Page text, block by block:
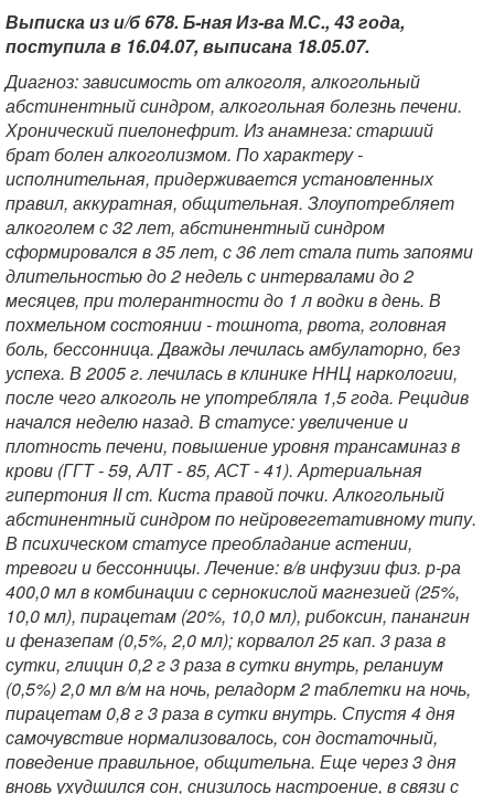
Выписка из и/б 678. Б-ная Из-ва М.С., 43 года,
поступила в 16.04.07, выписана 18.05.07.
Диагноз: зависимость от алкоголя, алкогольный
абстинентный синдром, алкогольная болезнь печени.
Хронический пиелонефрит. Из анамнеза: старший
брат болен алкоголизмом. По характеру -
исполнительная, придерживается установленных
правил, аккуратная, общительная. Злоупотребляет
алкоголем с 32 лет, абстинентный синдром
сформировался в 35 лет, с 36 лет стала пить запоями
длительностью до 2 недель с интервалами до 2
месяцев, при толерантности до 1 л водки в день. В
похмельном состоянии - тошнота, рвота, головная
боль, бессонница. Дважды лечилась амбулаторно, без
успеха. В 2005 г. лечилась в клинике ННЦ наркологии,
после чего алкоголь не употребляла 1,5 года. Рецидив
начался неделю назад. В статусе: увеличение и
плотность печени, повышение уровня трансаминаз в
крови (ГГТ - 59, АЛТ - 85, АСТ - 41). Артериальная
гипертония II ст. Киста правой почки. Алкогольный
абстинентный синдром по нейровегетативному типу.
В психическом статусе преобладание астении,
тревоги и бессонницы. Лечение: в/в инфузии физ. р-ра
400,0 мл в комбинации с сернокислой магнезией (25%,
10,0 мл), пирацетам (20%, 10,0 мл), рибоксин, панангин
и феназепам (0,5%, 2,0 мл); корвалол 25 кап. 3 раза в
сутки, глицин 0,2 г 3 раза в сутки внутрь, реланиум
(0,5%) 2,0 мл в/м на ночь, реладорм 2 таблетки на ночь,
пирацетам 0,8 г 3 раза в сутки внутрь. Спустя 4 дня
самочувствие нормализовалось, сон достаточный,
поведение правильное, общительна. Еще через 3 дня
вновь ухудшился сон, снизилось настроение, в связи с